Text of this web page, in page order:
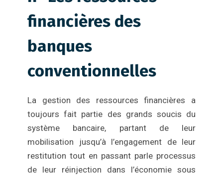
financières des
banques
conventionnelles
La gestion des ressources financières a
toujours fait partie des grands soucis du
système bancaire, partant de leur
mobilisation jusqu’à l’engagement de leur
restitution tout en passant parle processus
de leur réinjection dans l’économie sous